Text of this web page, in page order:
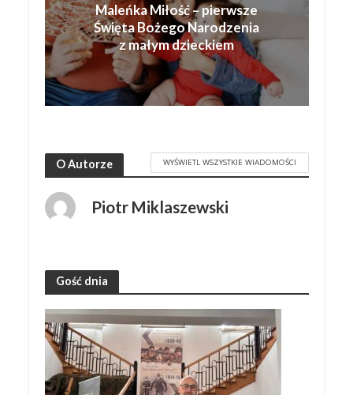
Maleńka Miłość – pierwsze
Święta Bożego Narodzenia
z małym dzieckiem
O Autorze WYŚWIETL WSZYSTKIE WIADOMOŚCI
Piotr Miklaszewski
Gość dnia